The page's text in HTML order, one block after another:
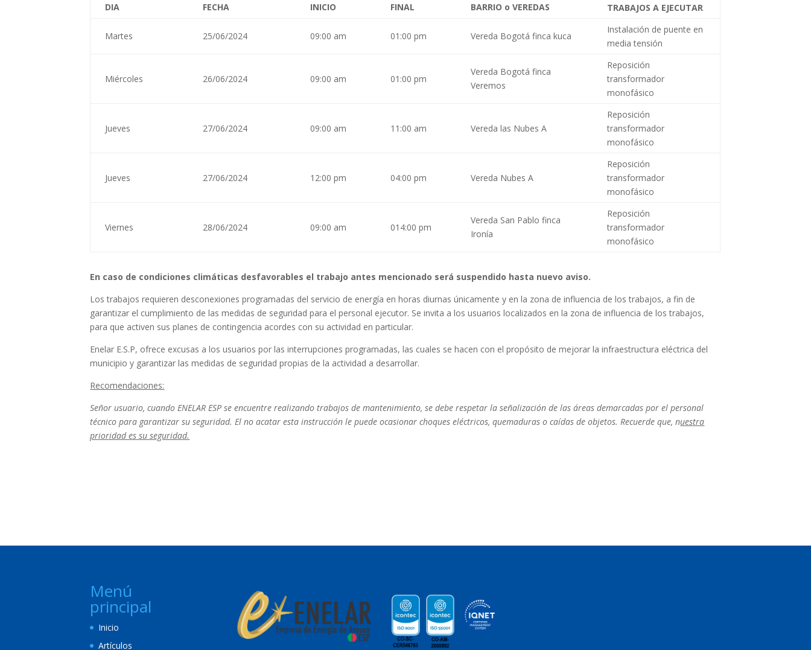
TRABAJOS A EJECUTAR
DIA FECHA INICIO FINAL BARRIO o VEREDAS
Martes 25/06/2024 09:00 am 01:00 pm Vereda Bogotá finca kuca
Instalación de puente en
media tensión
Miércoles 26/06/2024 09:00 am 01:00 pm
Vereda Bogotá finca
Veremos
Reposición
transformador
monofásico
Jueves 27/06/2024 09:00 am 11:00 am Vereda las Nubes A
Reposición
transformador
monofásico
Jueves 27/06/2024 12:00 pm 04:00 pm Vereda Nubes A
Reposición
transformador
monofásico
Viernes 28/06/2024 09:00 am 014:00 pm
Vereda San Pablo finca
Ironía
Reposición
transformador
monofásico
En caso de condiciones climáticas desfavorables el trabajo antes mencionado será suspendido hasta nuevo aviso.
Los trabajos requieren desconexiones programadas del servicio de energía en horas diurnas únicamente y en la zona de influencia de los trabajos, a fin de
garantizar el cumplimiento de las medidas de seguridad para el personal ejecutor. Se invita a los usuarios localizados en la zona de influencia de los trabajos,
para que activen sus planes de contingencia acordes con su actividad en particular.
Enelar E.S.P, ofrece excusas a los usuarios por las interrupciones programadas, las cuales se hacen con el propósito de mejorar la infraestructura eléctrica del
municipio y garantizar las medidas de seguridad propias de la actividad a desarrollar.
Recomendaciones:
Señor usuario, cuando ENELAR ESP se encuentre realizando trabajos de mantenimiento, se debe respetar la señalización de las áreas demarcadas por el personal
técnico para garantizar su seguridad. El no acatar esta instrucción le puede ocasionar choques eléctricos, quemaduras o caídas de objetos. Recuerde que, nuestra
prioridad es su seguridad.
Menú
principal
Inicio
Artículos